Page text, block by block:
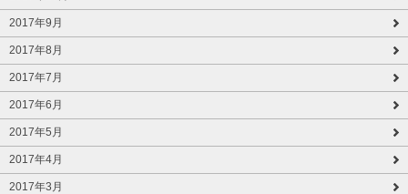
2017年9月
2017年8月
2017年7月
2017年6月
2017年5月
2017年4月
2017年3月